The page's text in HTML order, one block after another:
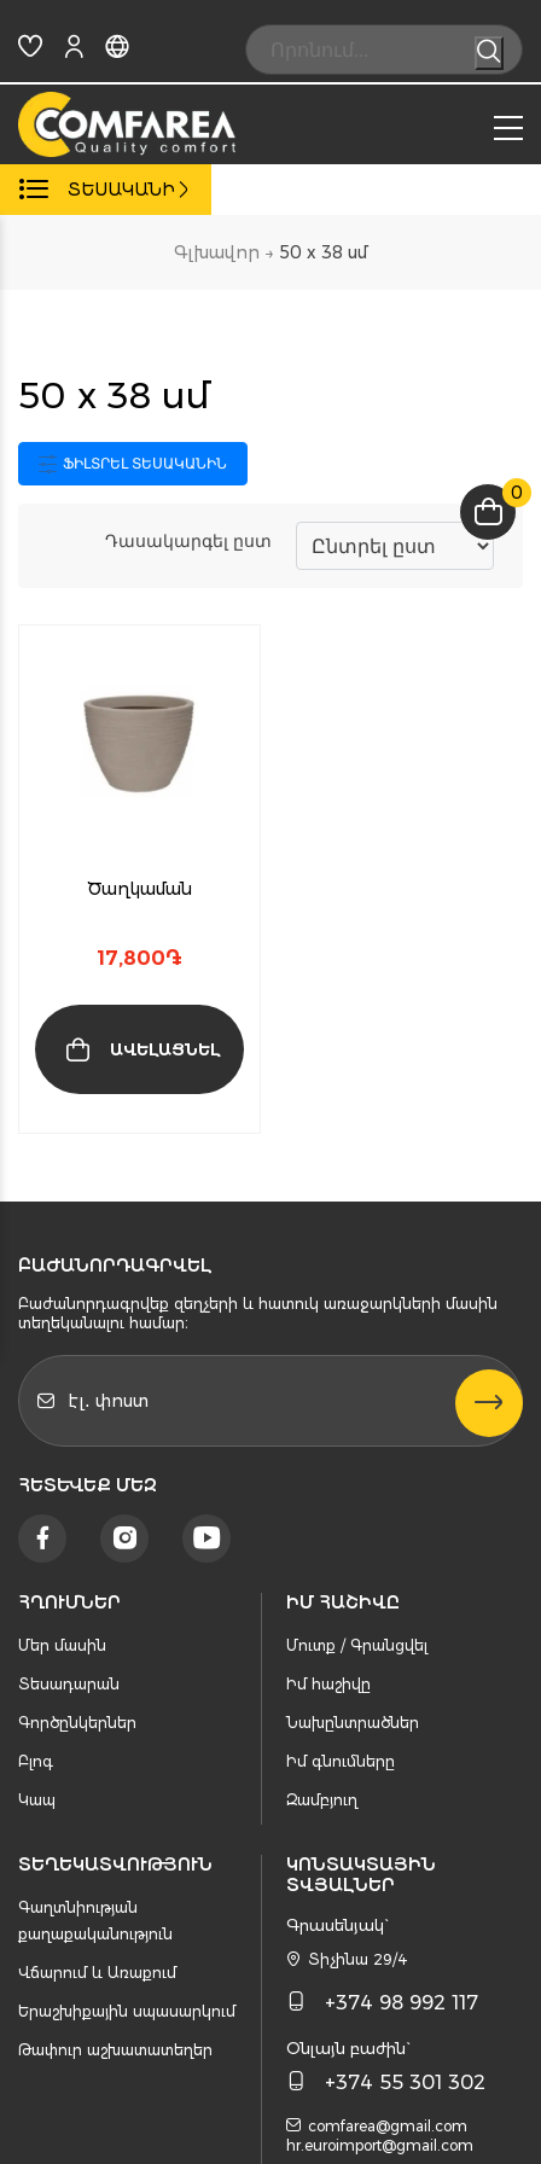
content
Search:
0
ՏԵՍԱԿԱՆԻ
Գլխավոր → 50 x 38 սմ
50 x 38 սմ
ՖԻԼՏՐԵԼ ՏԵՍԱԿԱՆԻՆ
Դասակարգել ըստ
Ծաղկաման
17,800֏
ԱՎԵԼԱՑՆԵԼ
ԲԱԺԱՆՈՐԴԱԳՐՎԵԼ
Բաժանորդագրվեք զեղչերի և հատուկ առաջարկների մասին
տեղեկանալու համար։
ՀԵՏԵՒԵՔ ՄԵԶ
ՀՂՈՒՄՆԵՐ
Մեր մասին
Տեսադարան
Գործընկերներ
Բլոգ
Կապ
ԻՄ ՀԱՇԻՎԸ
Մուտք / Գրանցվել
Իմ հաշիվը
Նախընտրածներ
Իմ գնումները
Զամբյուղ
ՏԵՂԵԿԱՏՎՈՒԹՅՈՒՆ
Գաղտնիության
քաղաքականություն
Վճարում և Առաքում
Երաշխիքային սպասարկում
Թափուր աշխատատեղեր
ԿՈՆՏԱԿՏԱՅԻՆ
ՏՎՅԱԼՆԵՐ
Գրասենյակ`
Տիչինա 29/4
+374 98 992 117
Օնլայն բաժին`
+374 55 301 302
comfarea@gmail.com
hr.euroimport@gmail.com